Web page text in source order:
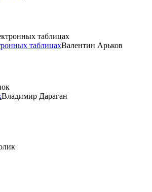
таблицахВалентин Арьков
Владимир Дараган